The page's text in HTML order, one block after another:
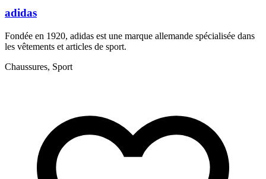
adidas
Fondée en 1920, adidas est une marque allemande spécialisée dans
les vêtements et articles de sport.
Chaussures, Sport